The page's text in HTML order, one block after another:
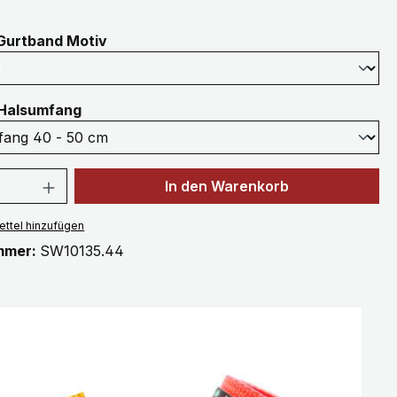
Motivauswählen
auswählen
Anzahl: Gib den gewünschten Wert
In den Warenkorb
hinzufügen
SW10135.44